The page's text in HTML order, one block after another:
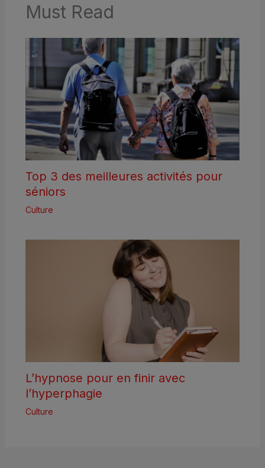
Must Read
Top 3 des meilleures activités pour
séniors
Culture
L’hypnose pour en finir avec
l’hyperphagie
Culture